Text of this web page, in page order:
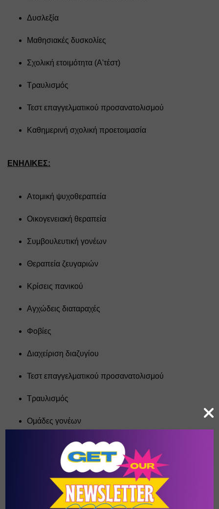
Δυσλεξία
Μαθησιακές δυσκολίες
Σχολική ετοιμότητα (Α'τέστ)
Τραυλισμός
Τεστ επαγγελματικού προσανατολισμού
Καθημερινή σχολική προετοιμασία
ΕΝΗΛΙΚΕΣ:
Ατομική ψυχοθεραπεία
Οικογενειακή θεραπεία
Συμβουλευτική γονέων
Θεραπεία ζευγαριών
Κρίσεις πανικού
Αγχώδεις διαταραχές
Φοβίες
Διαχείριση διαζυγίου
Τεστ επαγγελματικού προσανατολισμού
Τραυλισμός
Ομάδες γονέων
Οnline συνεδρίες
Για το ΚΕΝΤΡΟ ΑΠΟΚΑΤΑΣΤΑΣΗΣ ΠΑΙΔΙΟΥ ΚΑΙ